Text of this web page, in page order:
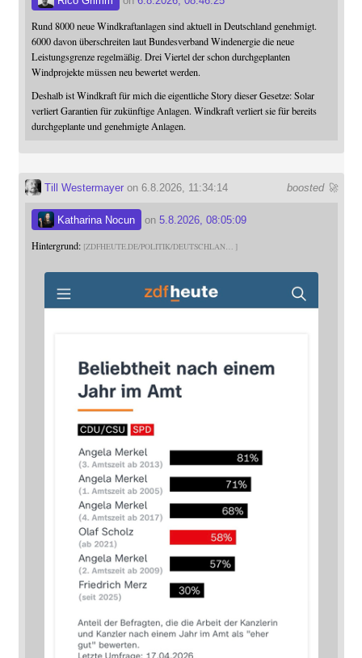
Rund 8000 neue Windkraftanlagen sind aktuell in Deutschland genehmigt.
6000 davon überschreiten laut Bundesverband Windenergie die neue
Leistungsgrenze regelmäßig. Drei Viertel der schon durchgeplanten
Windprojekte müssen neu bewertet werden.
Deshalb ist Windkraft für mich die eigentliche Story dieser Gesetze: Solar
verliert Garantien für zukünftige Anlagen. Windkraft verliert sie für bereits
durchgeplante und genehmigte Anlagen.
boosted 🚀
Till Westermayeron 6.8.2026, 11:34:14
Katharina Nocun on 5.8.2026, 08:05:09
Hintergrund: ZDFHEUTE.DE/POLITIK/DEUTSCHLAN